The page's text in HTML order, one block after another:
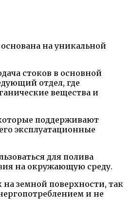
на уникальной
стоков в основной
отдел, где
вещества и
поддерживают
эксплуатационные
для полива
на окружающую среду.
земной поверхности, так
и не